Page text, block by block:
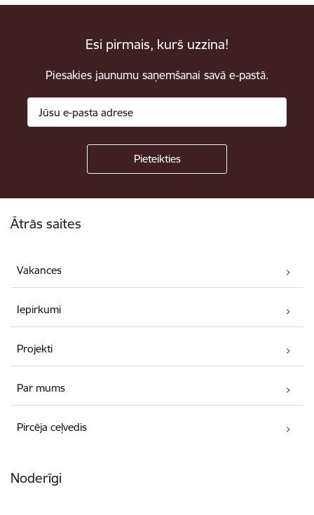
Esi pirmais, kurš uzzina!
Piesakies jaunumu saņemšanai savā e-pastā.
Ātrās saites
Vakances
Iepirkumi
Projekti
Par mums
Pircēja ceļvedis
Noderīgi